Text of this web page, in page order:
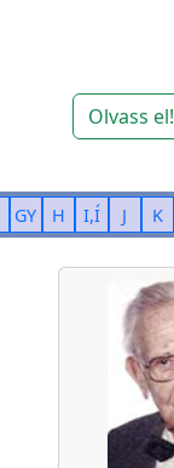
Olvass el!
GY H I,Í J K